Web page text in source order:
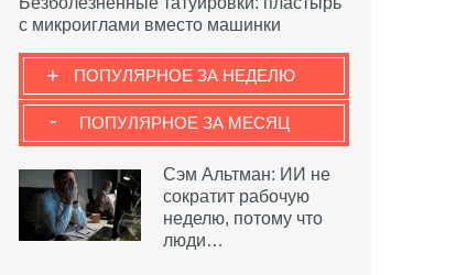
с микроиглами вместо машинки
ПОПУЛЯРНОЕ ЗА НЕДЕЛЮ
+
ПОПУЛЯРНОЕ ЗА МЕСЯЦ
-
Сэм Альтман: ИИ не
сократит рабочую
неделю, потому что
люди…